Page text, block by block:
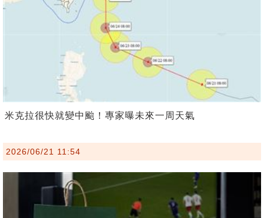
米克拉很快就變中颱！專家曝未來一周天氣
2026/06/21 11:54